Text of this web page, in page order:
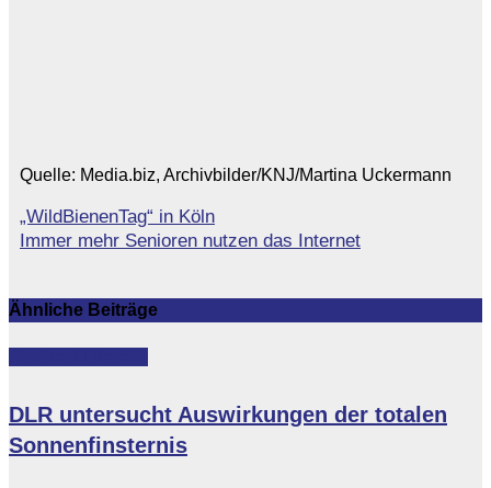
Quelle: Media.biz, Archivbilder/KNJ/Martina Uckermann
Beitragsnavigation
„WildBienenTag“ in Köln
Immer mehr Senioren nutzen das Internet
Ähnliche Beiträge
DLR untersucht Auswirkungen der totalen
Sonnenfinsternis